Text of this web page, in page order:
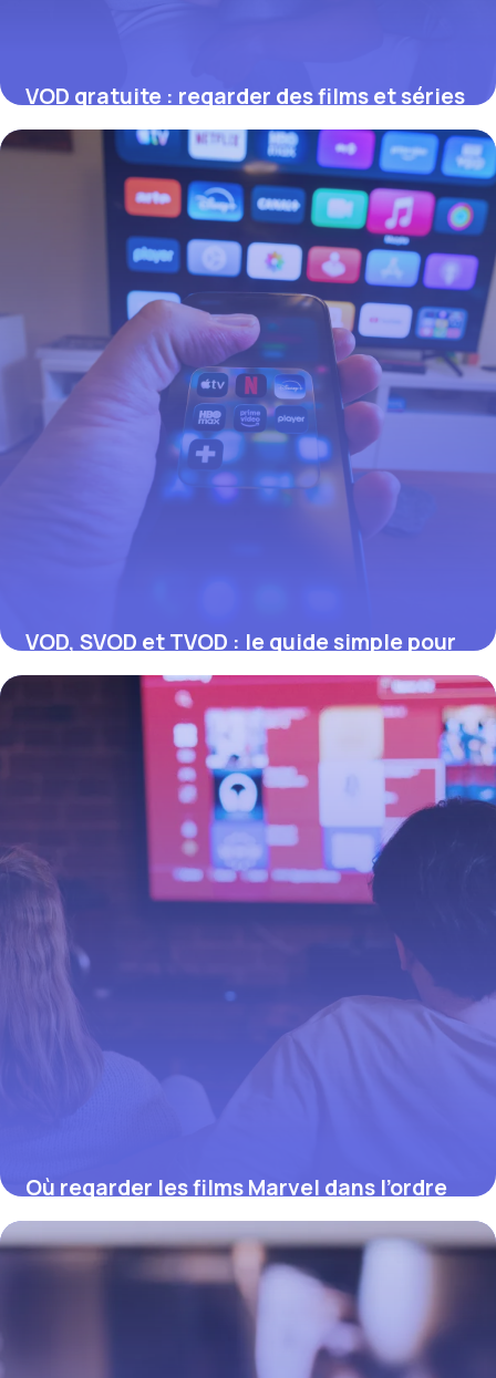
VOD gratuite : regarder des films et séries
légalement sans payer
17 juillet 2026
VOD, SVOD et TVOD : le guide simple pour
tout comprendre
Où regarder les films Marvel dans l’ordre
chronologique (2026)